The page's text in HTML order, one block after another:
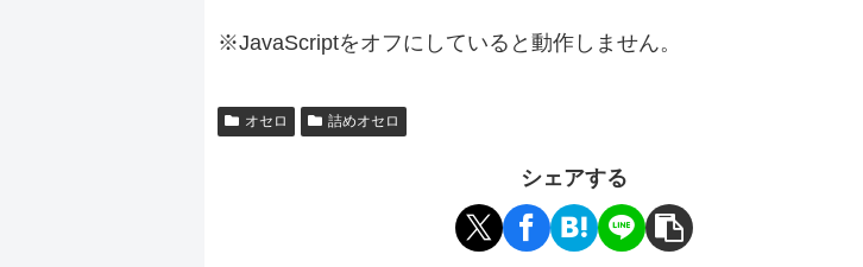
※JavaScriptをオフにしていると動作しません。
オセロ 詰めオセロ
シェアする